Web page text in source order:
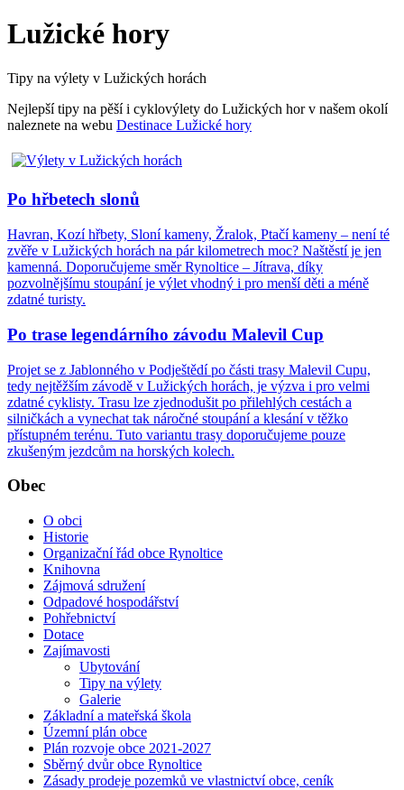
Lužické hory
Tipy na výlety v Lužických horách
Nejlepší tipy na pěší i cyklovýlety do Lužických hor v našem okolí
naleznete na webu Destinace Lužické hory
Po hřbetech slonů
Havran, Kozí hřbety, Sloní kameny, Žralok, Ptačí kameny – není té
zvěře v Lužických horách na pár kilometrech moc? Naštěstí je jen
kamenná. Doporučujeme směr Rynoltice – Jítrava, díky
pozvolnějšímu stoupání je výlet vhodný i pro menší děti a méně
zdatné turisty.
Po trase legendárního závodu Malevil Cup
Projet se z Jablonného v Podještědí po části trasy Malevil Cupu,
tedy nejtěžším závodě v Lužických horách, je výzva i pro velmi
zdatné cyklisty. Trasu lze zjednodušit po přilehlých cestách a
silničkách a vynechat tak náročné stoupání a klesání v těžko
přístupném terénu. Tuto variantu trasy doporučujeme pouze
zkušeným jezdcům na horských kolech.
Obec
O obci
Historie
Organizační řád obce Rynoltice
Knihovna
Zájmová sdružení
Odpadové hospodářství
Pohřebnictví
Dotace
Zajímavosti
Ubytování
Tipy na výlety
Galerie
Základní a mateřská škola
Územní plán obce
Plán rozvoje obce 2021-2027
Sběrný dvůr obce Rynoltice
Zásady prodeje pozemků ve vlastnictví obce, ceník